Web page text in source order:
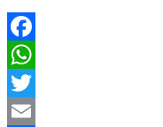
Facebook
WhatsApp
Twitter